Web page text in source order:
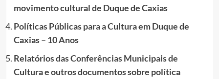
movimento cultural de Duque de Caxias
Políticas Públicas para a Cultura em Duque de
Caxias – 10 Anos
Relatórios das Conferências Municipais de
Cultura e outros documentos sobre política